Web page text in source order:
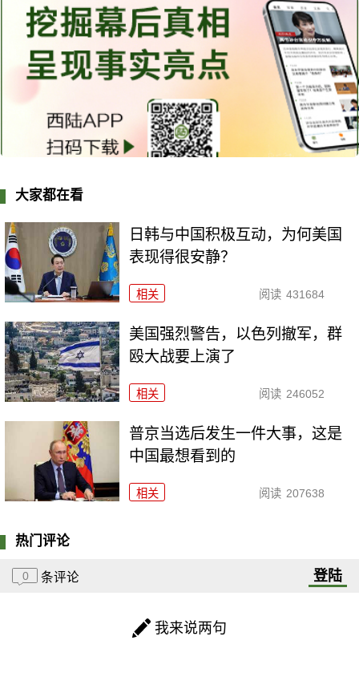
大家都在看
日韩与中国积极互动，为何美国
表现得很安静？
相关 阅读 431684
美国强烈警告，以色列撤军，群
殴大战要上演了
相关 阅读 246052
普京当选后发生一件大事，这是
中国最想看到的
相关 阅读 207638
热门评论
0 条评论 登陆
我来说两句